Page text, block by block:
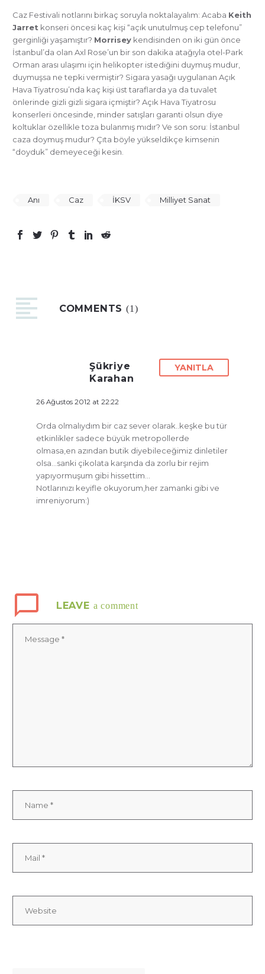
Caz Festivali notlarını birkaç soruyla noktalayalım: Acaba Keith
Jarret konseri öncesi kaç kişi “açık unutulmuş cep telefonu”
gerginliği yaşamıştır? Morrisey kendisinden on iki gün önce
İstanbul’da olan Axl Rose’un bir son dakika atağıyla otel-Park
Orman arası ulaşımı için helikopter istediğini duymuş mudur,
duymuşsa ne tepki vermiştir? Sigara yasağı uygulanan Açık
Hava Tiyatrosu’nda kaç kişi üst taraflarda ya da tuvalet
önlerinde gizli gizli sigara içmiştir? Açık Hava Tiyatrosu
konserleri öncesinde, minder satışları garanti olsun diye
koltuklar özellikle toza bulanmış mıdır? Ve son soru: İstanbul
caza doymuş mudur? Çıta böyle yükseldikçe kimsenin
“doyduk” demeyeceği kesin.
Anı Caz İKSV Milliyet Sanat
COMMENTS(1)
Şükriye
Karahan
26 Ağustos 2012 at 22:22
YANITLA
Orda olmalıydım bir caz sever olarak..keşke bu tür
etkinlikler sadece büyük metropollerde
olmasa,en azından butik diyebileceğimiz dinletiler
olsa…sanki çikolata karşında da zorlu bir rejim
yapıyormuşum gibi hissettim…
Notlarınızı keyifle okuyorum,her zamanki gibi ve
imreniyorum:)
LEAVE a comment